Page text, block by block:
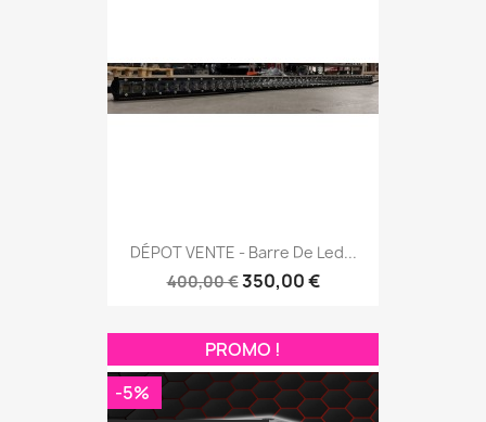
DÉPOT VENTE - Barre De Led...
400,00 €350,00 €
PROMO !
-5%